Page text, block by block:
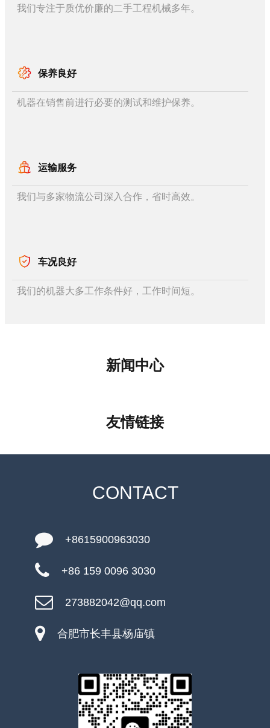
我们专注于质优价廉的二手工程机械多年。
保养良好
机器在销售前进行必要的测试和维护保养。
运输服务
我们与多家物流公司深入合作，省时高效。
车况良好
我们的机器大多工作条件好，工作时间短。
新闻中心
友情链接
CONTACT
+8615900963030
+86 159 0096 3030
273882042@qq.com
合肥市长丰县杨庙镇